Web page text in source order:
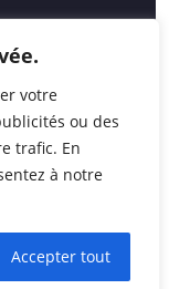
votre
ou des
trafic. En
à notre
Accepter tout